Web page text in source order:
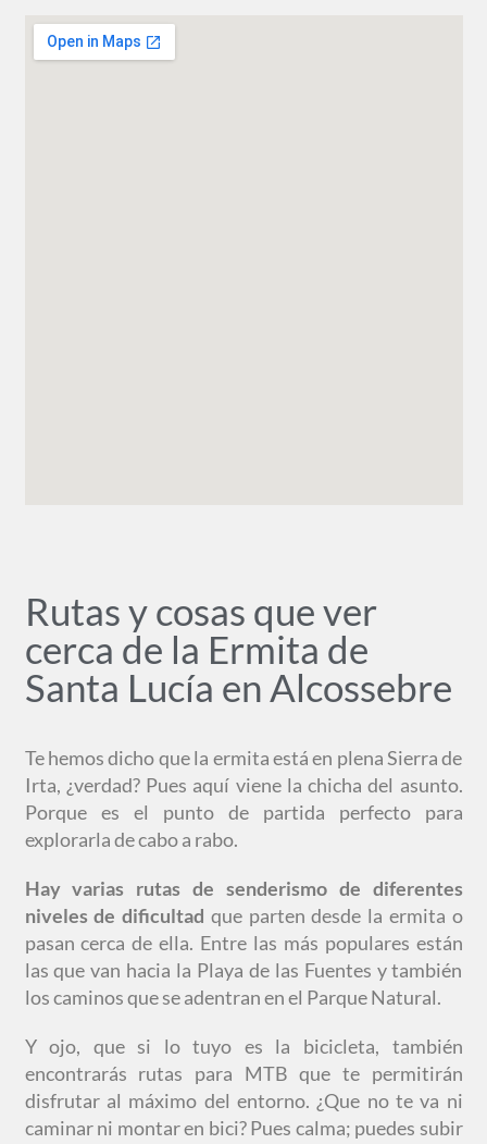
Rutas y cosas que ver
cerca de la Ermita de
Santa Lucía en Alcossebre
Te hemos dicho que la ermita está en plena Sierra de
Irta, ¿verdad? Pues aquí viene la chicha del asunto.
Porque es el punto de partida perfecto para
explorarla de cabo a rabo.
Hay varias rutas de senderismo de diferentes
niveles de dificultad que parten desde la ermita o
pasan cerca de ella. Entre las más populares están
las que van hacia la Playa de las Fuentes y también
los caminos que se adentran en el Parque Natural.
Y ojo, que si lo tuyo es la bicicleta, también
encontrarás rutas para MTB que te permitirán
disfrutar al máximo del entorno. ¿Que no te va ni
caminar ni montar en bici? Pues calma; puedes subir